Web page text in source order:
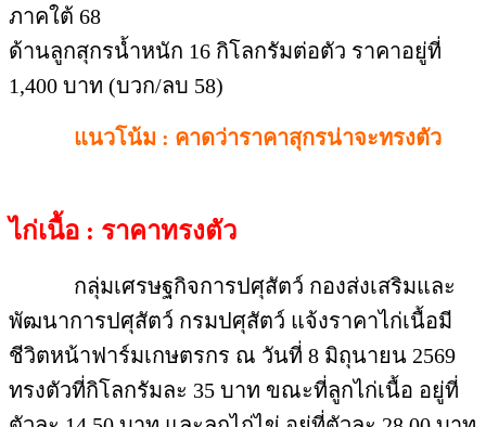
ภาคใต้ 68
ด้านลูกสุกรน้ำหนัก 16 กิโลกรัมต่อตัว ราคาอยู่ที่
1,400 บาท (บวก/ลบ 58)
แนวโน้ม : คาดว่าราคาสุกรน่าจะทรงตัว
ไก่เนื้อ : ราคาทรงตัว
กลุ่มเศรษฐกิจการปศุสัตว์ กองส่งเสริมและ
พัฒนาการปศุสัตว์ กรมปศุสัตว์ แจ้งราคาไก่เนื้อมี
ชีวิตหน้าฟาร์มเกษตรกร ณ วันที่ 8 มิถุนายน 2569
ทรงตัวที่กิโลกรัมละ 35 บาท ขณะที่ลูกไก่เนื้อ อยู่ที่